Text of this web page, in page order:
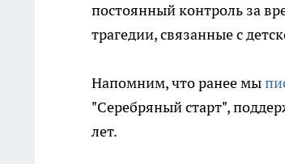
постоянный контроль за
трагедии, связанные с
Напомним, что ранее мы
"Серебряный старт",
лет.